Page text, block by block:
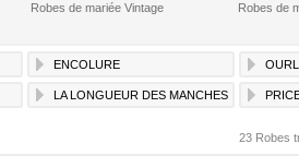
Robes de mariée Vintage
Robes de
ENCOLURE
LA LONGUEUR DES MANCHES
23 Robes